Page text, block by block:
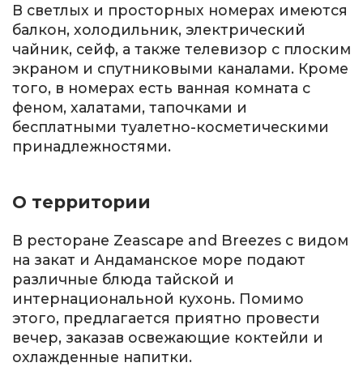
В светлых и просторных номерах имеются
балкон, холодильник, электрический
чайник, сейф, а также телевизор с плоским
экраном и спутниковыми каналами. Кроме
того, в номерах есть ванная комната с
феном, халатами, тапочками и
бесплатными туалетно-косметическими
принадлежностями.
О территории
В ресторане Zeascape and Breezes с видом
на закат и Андаманское море подают
различные блюда тайской и
интернациональной кухонь. Помимо
этого, предлагается приятно провести
вечер, заказав освежающие коктейли и
охлажденные напитки.